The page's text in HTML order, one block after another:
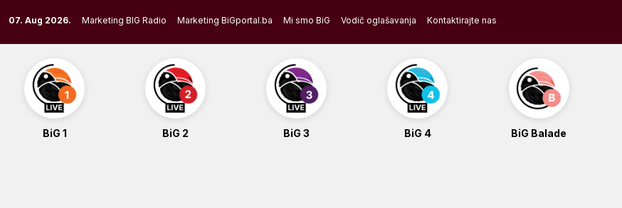
to
content
07. Aug 2026. Marketing BIG Radio Marketing BiGportal.ba Mi smo BiG Vodič oglašavanja Kontaktirajte nas
BiG 1 BiG 2 BiG 3 BiG 4 BiG Balade